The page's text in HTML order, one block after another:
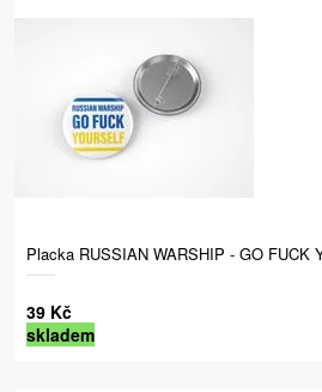
Placka RUSSIAN WARSHIP - GO FUCK
39 Kč
skladem